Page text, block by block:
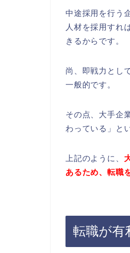
中途採用を行う
人材を採用すれ
きるからです。
尚、即戦力とし
一般的です。
その点、大手企
わっている」と
上記のように、
あるため、転職
転職が